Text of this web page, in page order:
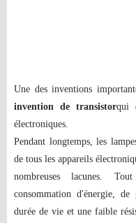
Une des inventions
invention de transistorqui
électroniques.
Pendant longtemps, les
de tous les appareils
nombreuses lacunes.
consommation d'énergie, de
durée de vie et une faible